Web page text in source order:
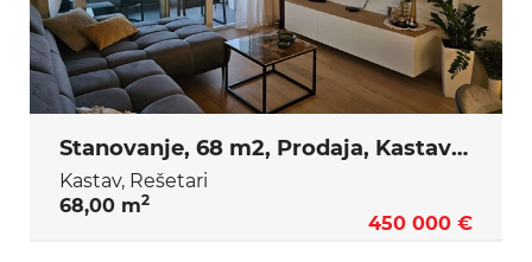
Stanovanje, 68 m2, Prodaja, Kastav - Rešetari
Kastav, Rešetari
68,00 m2
450 000 €